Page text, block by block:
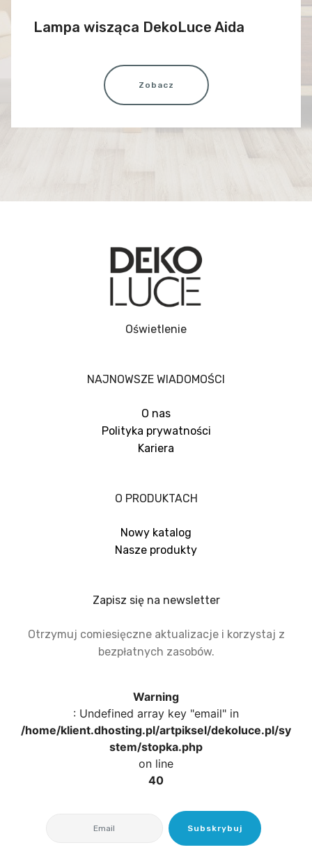
Lampa wisząca DekoLuce Aida
Zobacz
Oświetlenie
NAJNOWSZE WIADOMOŚCI
O nas
Polityka prywatności
Kariera
O PRODUKTACH
Nowy katalog
Nasze produkty
Zapisz się na newsletter
Otrzymuj comiesięczne aktualizacje i korzystaj z
bezpłatnych zasobów.
Warning
: Undefined array key "email" in
/home/klient.dhosting.pl/artpiksel/dekoluce.pl/sy
stem/stopka.php
on line
40
Subskrybuj